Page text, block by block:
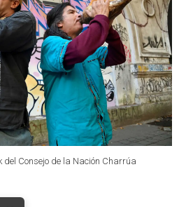
Consejo de la Nación Charrúa